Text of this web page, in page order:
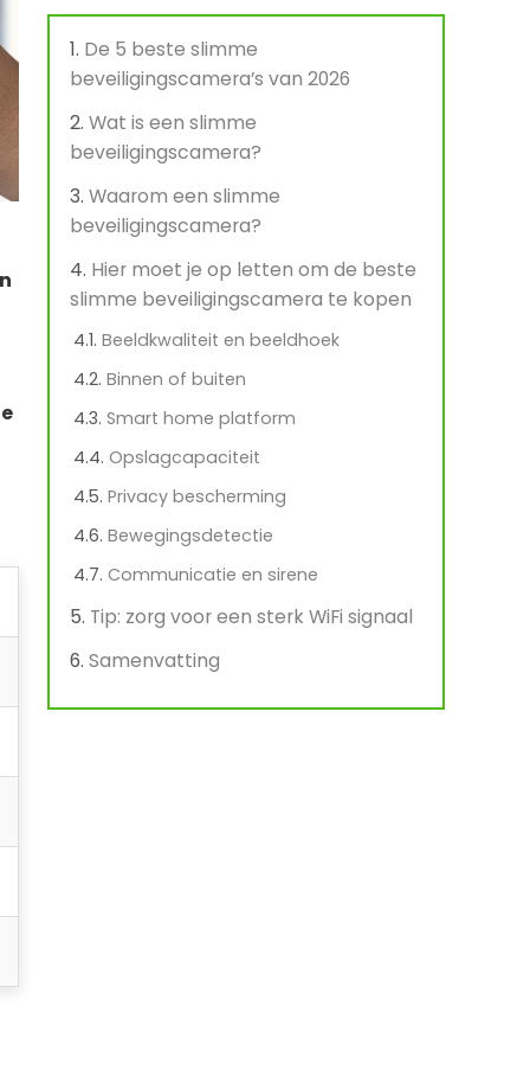
De 5 beste slimme
beveiligingscamera’s van 2026
Wat is een slimme
beveiligingscamera?
Waarom een slimme
beveiligingscamera?
Hier moet je op letten om de beste
slimme beveiligingscamera te kopen
Beeldkwaliteit en beeldhoek
Binnen of buiten
Smart home platform
Opslagcapaciteit
Privacy bescherming
Bewegingsdetectie
Communicatie en sirene
Tip: zorg voor een sterk WiFi signaal
Samenvatting